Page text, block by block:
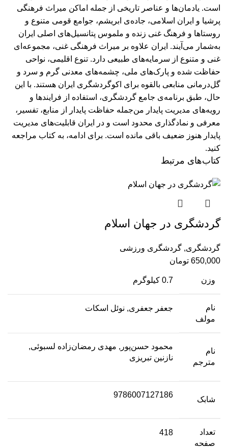
است. یادمان‌ها و عناصر تاریخی از جمله اماکن میراث فرهنگی
پرشیا و ایران اسلامی، جاده‌ی ابریشم، جوامع قومی متنوع و
روستاها و فرهنگ غنی زنده و ملموس پتانسیل‌های اصلی ایران
به‌شمار می‌آیند. ایران علاوه بر میراث فرهنگی غنی، مجموعه‌ای
غنی و متنوع از سرمایه‌های طبیعی دارد. تنوع اقلیمی، نواحی
حفاظت شده و پارک‌های ملی، چشمه‌های معدنی گرم و سرد و
گل‌درمانی منابعی بالقوه برای اکوگردشگری ایران هستند. با این
حال، طبق برنامه‌ی جامع گردشگری، استفاده از فرایندها و
رویه‌های مدیریت پایدار من‌جمله حفاظت پایدار از منابع، تفسیر،
معرفی و نمادگذاری محدود است و در ایران قابلیت‌های مدیریت
پایدار هنوز ضعیف باقی مانده است. برای ادامه، به کتاب مراجعه
کنید.
کتاب‌های مرتبط
گردشگری در جهان اسلام
گردشگری, گردشگری ورزشی
650,000 تومان
وزن 0.7 کیلوگرم
نام
مولف
جعفر جعفری, نوئل اسکات
نام
مترجم
محمود حسن‌پور, مهدی رمضان‌زاده لسبوئی,
نازنین تبریزی
شابک
9786007127186
تعداد
صفحه
418